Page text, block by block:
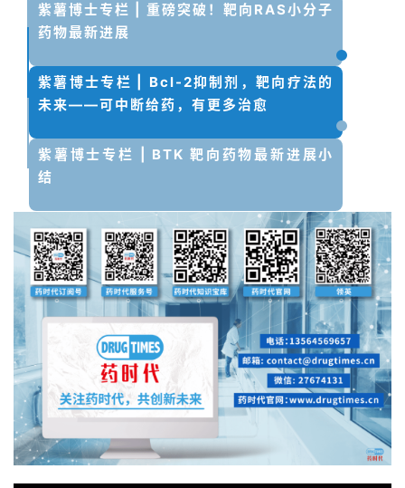
紫薯博士专栏 | 重磅突破！靶向RAS小分子
药物最新进展
紫薯博士专栏 | Bcl-2抑制剂，靶向疗法的
未来——可中断给药，有更多治愈
紫薯博士专栏 | BTK 靶向药物最新进展小
结